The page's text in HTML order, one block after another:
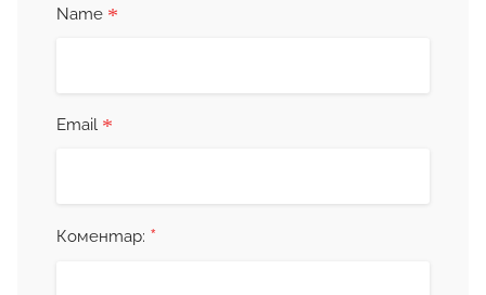
Name *
Email *
Коментар: *